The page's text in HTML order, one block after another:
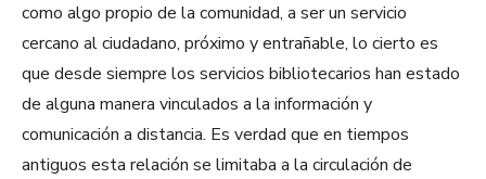
como algo propio de la comunidad, a ser un servicio
cercano al ciudadano, próximo y entrañable, lo cierto es
que desde siempre los servicios bibliotecarios han estado
de alguna manera vinculados a la información y
comunicación a distancia. Es verdad que en tiempos
antiguos esta relación se limitaba a la circulación de